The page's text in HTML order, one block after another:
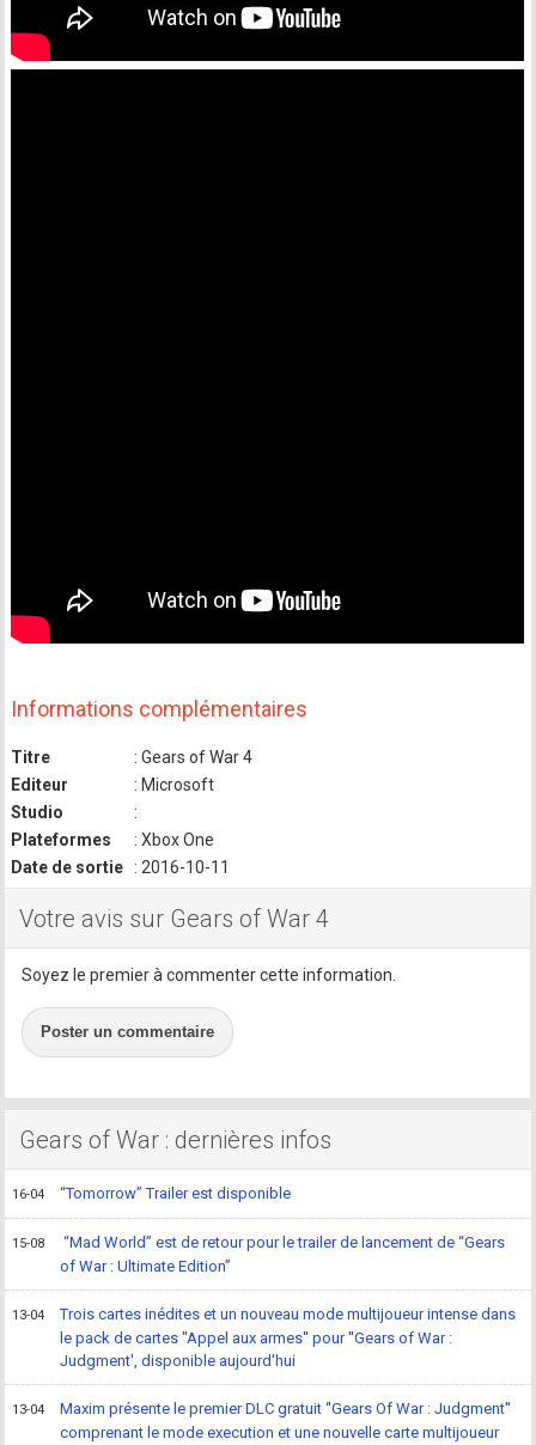
Informations complémentaires
Titre
: Gears of War 4
Editeur
: Microsoft
Studio
:
Plateformes
: Xbox One
Date de sortie
: 2016-10-11
Votre avis sur Gears of War 4
Soyez le premier à commenter cette information.
Poster un commentaire
Gears of War : dernières infos
16-04 “Tomorrow” Trailer est disponible
15-08
“Mad World” est de retour pour le trailer de lancement de “Gears
of War : Ultimate Edition”
13-04
Trois cartes inédites et un nouveau mode multijoueur intense dans
le pack de cartes ''Appel aux armes'' pour ''Gears of War :
Judgment', disponible aujourd'hui
13-04
Maxim présente le premier DLC gratuit ‘'Gears Of War : Judgment''
comprenant le mode execution et une nouvelle carte multijoueur